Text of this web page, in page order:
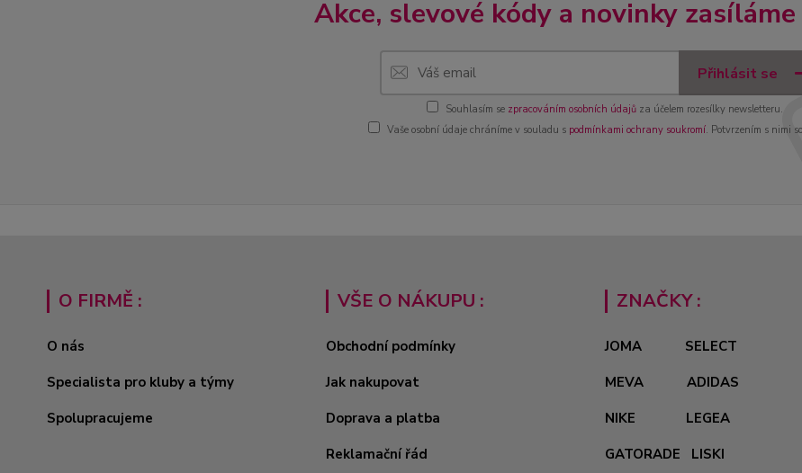
Akce, slevové kódy a novinky
Přihlásit se
Souhlasím se zpracováním osobních údajů za účelem rozesílky newsletteru.
Vaše osobní údaje chráníme v souladu s podmínkami ochrany soukromí. Potvrzením s nimi
O FIRMĚ :
O nás
Specialista pro kluby a týmy
Spolupracujeme
VŠE O NÁKUPU :
Obchodní podmínky
Jak nakupovat
Doprava a platba
Reklamační řád
ZNAČKY :
JOMA
SELECT
MEVA
ADIDAS
NIKE
LEGEA
GATORADE
LISKI